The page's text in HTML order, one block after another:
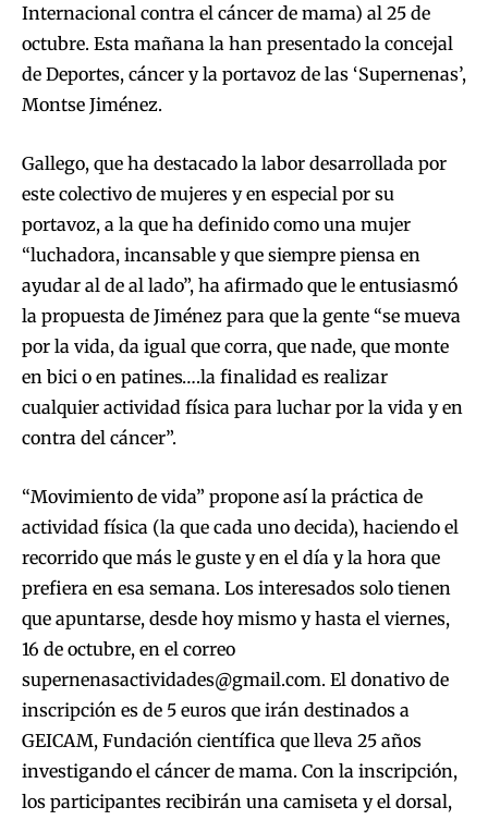
Internacional contra el cáncer de mama) al 25 de
octubre. Esta mañana la han presentado la concejal
de Deportes, cáncer y la portavoz de las ‘Supernenas’,
Montse Jiménez.
Gallego, que ha destacado la labor desarrollada por
este colectivo de mujeres y en especial por su
portavoz, a la que ha definido como una mujer
“luchadora, incansable y que siempre piensa en
ayudar al de al lado”, ha afirmado que le entusiasmó
la propuesta de Jiménez para que la gente “se mueva
por la vida, da igual que corra, que nade, que monte
en bici o en patines….la finalidad es realizar
cualquier actividad física para luchar por la vida y en
contra del cáncer”.
“Movimiento de vida” propone así la práctica de
actividad física (la que cada uno decida), haciendo el
recorrido que más le guste y en el día y la hora que
prefiera en esa semana. Los interesados solo tienen
que apuntarse, desde hoy mismo y hasta el viernes,
16 de octubre, en el correo
supernenasactividades@gmail.com. El donativo de
inscripción es de 5 euros que irán destinados a
GEICAM, Fundación científica que lleva 25 años
investigando el cáncer de mama. Con la inscripción,
los participantes recibirán una camiseta y el dorsal,